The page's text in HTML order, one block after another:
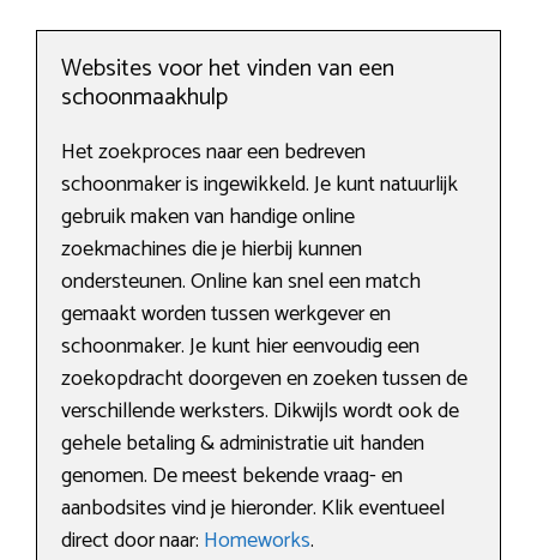
Websites voor het vinden van een
schoonmaakhulp
Het zoekproces naar een bedreven
schoonmaker is ingewikkeld. Je kunt natuurlijk
gebruik maken van handige online
zoekmachines die je hierbij kunnen
ondersteunen. Online kan snel een match
gemaakt worden tussen werkgever en
schoonmaker. Je kunt hier eenvoudig een
zoekopdracht doorgeven en zoeken tussen de
verschillende werksters. Dikwijls wordt ook de
gehele betaling & administratie uit handen
genomen. De meest bekende vraag- en
aanbodsites vind je hieronder. Klik eventueel
direct door naar: Homeworks.